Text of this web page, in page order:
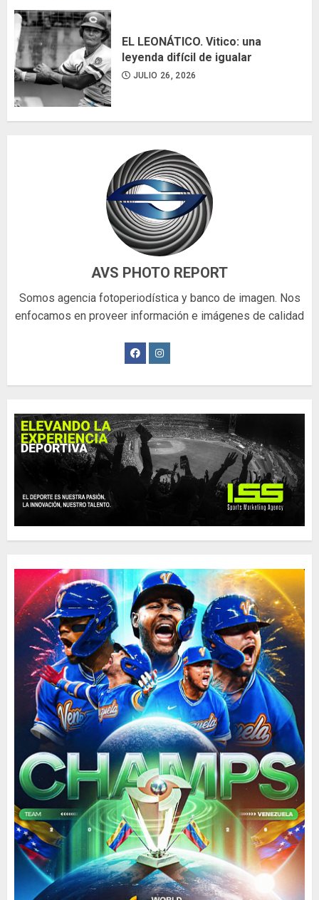
EL LEONÁTICO. Vitico: una
leyenda difícil de igualar
JULIO 26, 2026
AVS PHOTO REPORT
Somos agencia fotoperiodística y banco de imagen. Nos
enfocamos en proveer información e imágenes de calidad